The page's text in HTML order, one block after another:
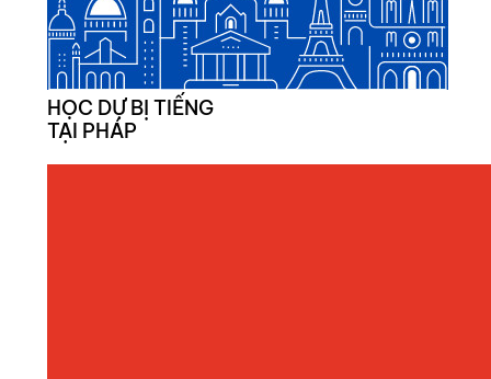
HỌC DỰ BỊ TIẾNG
TẠI PHÁP